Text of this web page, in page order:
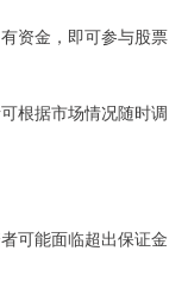
资金，即可参与股票
根据市场情况随时调
可能面临超出保证金